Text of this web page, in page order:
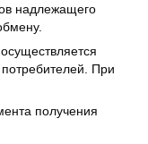
надлежащего
При
получения